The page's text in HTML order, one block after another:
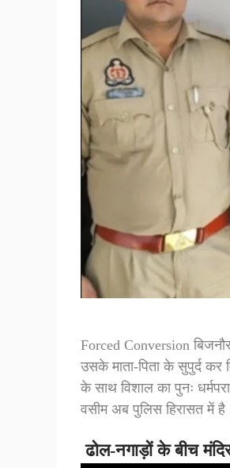
Forced Conversion
उसके माता-पिता के सुपुर्द कर
के साथ विशाल का पुनः
वसीम अब पुलिस हिरासत में
ढोल-नगाड़ों के बीच